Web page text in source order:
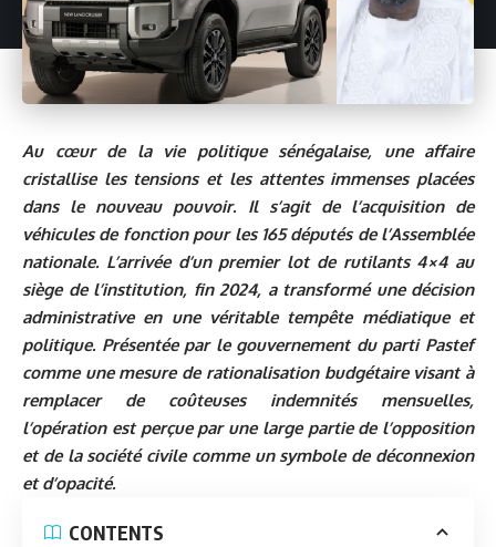
Au cœur de la vie politique sénégalaise, une affaire
cristallise les tensions et les attentes immenses placées
dans le nouveau pouvoir. Il s’agit de l’acquisition de
véhicules de fonction pour les 165 députés de l’Assemblée
nationale. L’arrivée d’un premier lot de rutilants 4×4 au
siège de l’institution, fin 2024, a transformé une décision
administrative en une véritable tempête médiatique et
politique. Présentée par le gouvernement du parti Pastef
comme une mesure de rationalisation budgétaire visant à
remplacer de coûteuses indemnités mensuelles,
l’opération est perçue par une large partie de l’opposition
et de la société civile comme un symbole de déconnexion
et d’opacité.
CONTENTS